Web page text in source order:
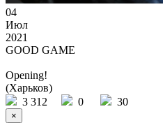
04
Июл
2021
GOOD GAME
Opening!
(Харьков)
3 312
0 30
×